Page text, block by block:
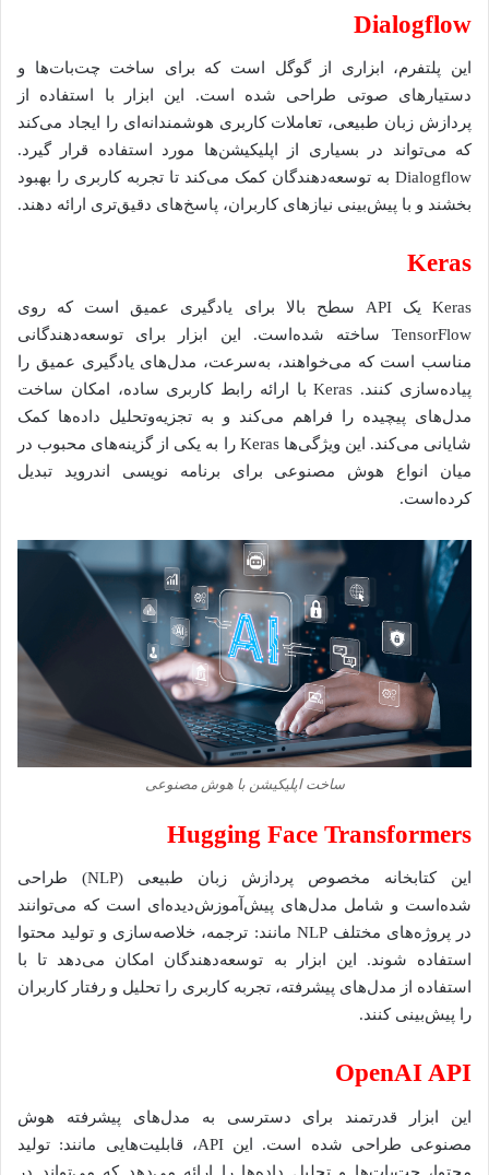
Dialogflow
این پلتفرم، ابزاری از گوگل است که برای ساخت چت‌بات‌ها و
دستیارهای صوتی طراحی شده است. این ابزار با استفاده از
پردازش زبان طبیعی، تعاملات کاربری هوشمندانه‌ای را ایجاد می‌کند
که می‌تواند در بسیاری از اپلیکیشن‌ها مورد استفاده قرار گیرد.
Dialogflow به توسعه‌دهندگان کمک می‌کند تا تجربه کاربری را بهبود
بخشند و با پیش‌بینی نیازهای کاربران، پاسخ‌های دقیق‌تری ارائه دهند.
Keras
Keras یک API سطح بالا برای یادگیری عمیق است که روی
TensorFlow ساخته شده‌است. این ابزار برای توسعه‌دهندگانی
مناسب است که می‌خواهند، به‌سرعت، مدل‌های یادگیری عمیق را
پیاده‌سازی کنند. Keras با ارائه رابط کاربری ساده، امکان ساخت
مدل‌های پیچیده را فراهم می‌کند و به تجزیه‌وتحلیل داده‌ها کمک
شایانی می‌کند. این ویژگی‌ها Keras را به یکی از گزینه‌های محبوب در
میان انواع هوش مصنوعی برای برنامه نویسی اندروید تبدیل
کرده‌است.
ساخت اپلیکیشن با هوش مصنوعی
Hugging Face Transformers
این کتابخانه مخصوص پردازش زبان طبیعی (NLP) طراحی
شده‌است و شامل مدل‌های پیش‌آموزش‌دیده‌ای است که می‌توانند
در پروژه‌های مختلف NLP مانند: ترجمه، خلاصه‌سازی و تولید محتوا
استفاده شوند. این ابزار به توسعه‌دهندگان امکان می‌دهد تا با
استفاده از مدل‌های پیشرفته، تجربه کاربری را تحلیل و رفتار کاربران
را پیش‌بینی کنند.
OpenAI API
این ابزار قدرتمند برای دسترسی به مدل‌های پیشرفته هوش
مصنوعی طراحی شده است. این API، قابلیت‌هایی مانند: تولید